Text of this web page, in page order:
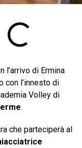
l’arrivo di Ermina
con l’innesto di
Volley di
.
che parteciperà al